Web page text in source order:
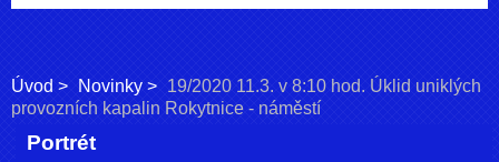
Úvod Novinky
19/2020 11.3. v 8:10 hod. Úklid uniklých
provozních kapalin Rokytnice - náměstí
Portrét